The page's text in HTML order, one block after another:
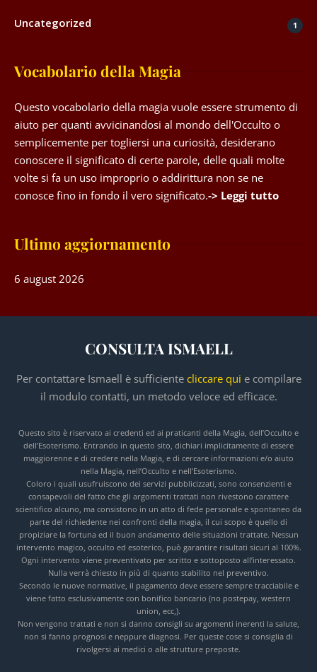
Uncategorized 1
Vocabolario della Magia
Questo vocabolario della magia vuole essere strumento di
aiuto per quanti avvicinandosi al mondo dell'Occulto o
semplicemente per togliersi una curiosità, desiderano
conoscere il significato di certe parole, delle quali molte
volte si fa un uso improprio o addirittura non se ne
conosce fino in fondo il vero significato.-> Leggi tutto
Ultimo aggiornamento
6 august 2026
CONSULTA ISMAELL
Per contattare Ismaell è sufficiente cliccare qui e compilare
il modulo contatti, un metodo veloce ed efficace.
Questo sito è riservato ai credenti ed ai praticanti della Magia, dell’Occulto e
dell’Esoterismo. Entrando in questo sito, dichiari implicitamente di essere
maggiorenne e di credere nella Magia, e di cercare informazioni e/o aiuto
nella Magia, nell’Occulto e nell’Esoterismo.
Coloro i quali usufruiscono dei servizi pubblicizzati, sono consenzienti e
consapevoli del fatto che gli argomenti trattati non rivestono carattere
scientifico alcuno, ma consistono in un atto di fede personale e spontaneo da
parte del richiedente nei confronti della magia, il cui scopo è quello di
propiziare la fortuna ed il buon andamento delle situazioni trattate. Nessun
intervento magico, occulto ed esoterico, può garantire risultati sicuri al 100%.
Ogni intervento viene preventivato per scritto e sottoposto all’interessato.
Nulla verrà chiesto in più di quanto stabilito nel preventivo.
Secondo le nuove normative, il pagamento deve essere sempre tracciabile e
viene fatto esclusivamente con bonifico bancario (no postepay, western
union, ecc,).
Non vengono trattati e non si danno consigli su argomenti inerenti la salute,
non si fanno prognosi e neppure diagnosi. Per queste cose si consiglia di
rivolgersi ai medici o alle strutture preposte.